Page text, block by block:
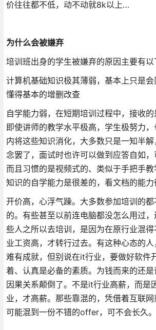
价往往都不低，动不动就8k以上…
为什么会被嫌弃
培训班出身的学生被嫌弃的原因主要有以
计算机基础知识极其薄弱，基本上只是会
懂得基本的增删改查
自学能力弱，在短期培训过程中，接收的
即使讲师的教学水平极高，学生极努力
内将这些知识消化，大多数只是一知半
念罢了，面试时也许可以做到应答自如，
而且习惯的是视频式的、类似于手把手
知识的自学能力是很差的，看文档的能力
开价高，心浮气躁。大多数参加培训的
的。有些甚至以前连电脑都没怎么用过
些人之所以去培训，是因为在原行业混
业工资高，才转行过去。有这种心态的
难有成就，但别说在it行业，要做好软件
着、认真是必备的素质。为钱而来的还
因果关系颠倒了。不是it行业高薪，而是
业，才高薪。那些靠混的，凭借着互联
可能混到一份不错的offer，可不会长久。